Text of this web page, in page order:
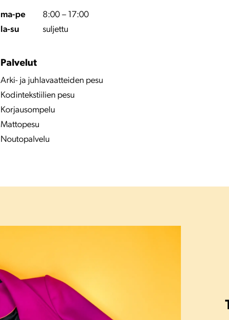
ma-pe
8:00 – 17:00
la-su
suljettu
Palvelut
Arki- ja juhlavaatteiden pesu
Kodintekstiilien pesu
Korjausompelu
Mattopesu
Noutopalvelu